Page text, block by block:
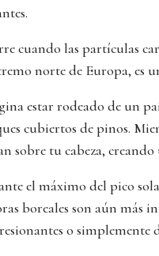
cuando las partículas
norte de Europa,
estar rodeado de un
cubiertos de pinos.
sobre tu cabeza,
el máximo del pico
boreales son aún más
o simplemente